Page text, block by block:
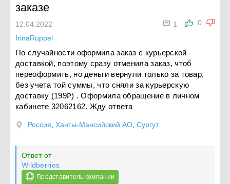
заказе
0
 1
12.04.2022
IrinaRuppel
По случайности оформила заказ с курьерской
доставкой, поэтому сразу отменила заказ, чтоб
переоформить, но деньги вернули только за товар,
без учета той суммы, что сняли за курьерскую
доставку (199₽) . Оформила обращение в личном
кабинете 32062162. Жду ответа
Россия Ханты-Мансийский АО Сургут
Ответ от
Wildberries
Представитель компании